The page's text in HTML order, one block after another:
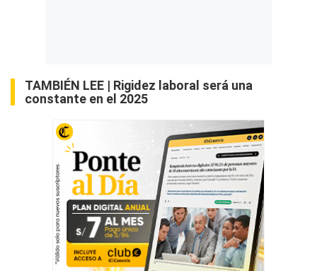
TAMBIÉN LEE | Rigidez laboral será una
constante en el 2025